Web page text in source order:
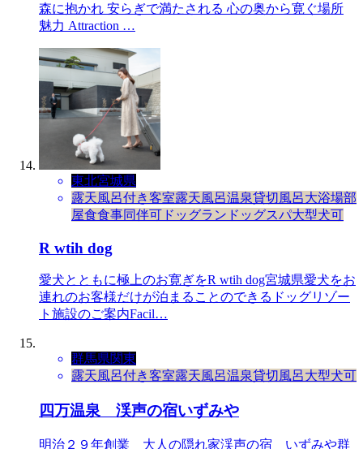
森に抱かれ 安らぎで満たされる 心の奥から寛ぐ場所
魅力 Attraction …
東北宮城県
露天風呂付き客室露天風呂温泉貸切風呂大浴場部
屋食食事同伴可 ドッグラン ドッグスパ大型犬可
R wtih dog
愛犬とともに極上のお寛ぎをR wtih dog宮城県愛犬をお
連れのお客様だけが泊まることのできるドッグリゾー
ト施設のご案内Facil…
群馬県関東
露天風呂付き客室露天風呂温泉貸切風呂大型犬可
四万温泉 渓声の宿いずみや
明治２９年創業 大人の隠れ家渓声の宿 いずみや群